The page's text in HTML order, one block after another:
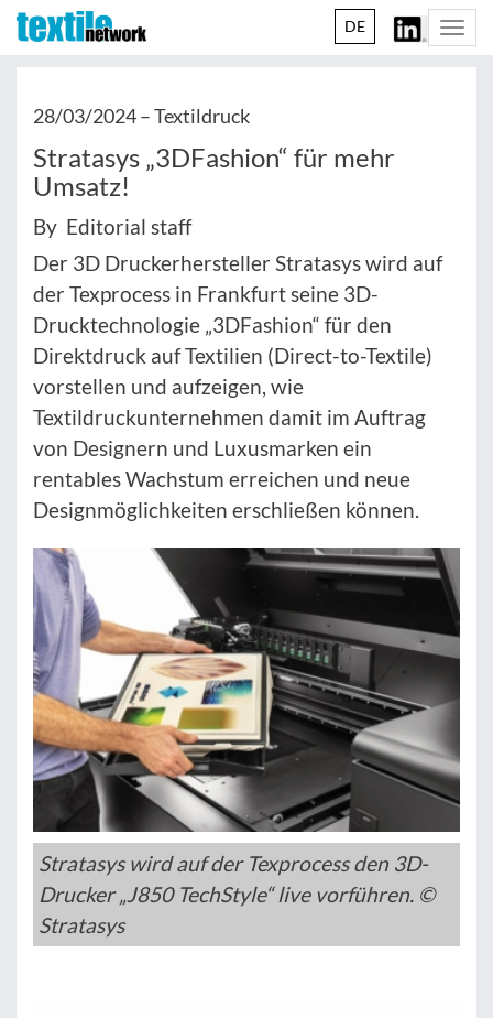
DE
28/03/2024 –Textildruck
Stratasys „3DFashion“ für mehr
Umsatz!
By Editorial staff
Der 3D Druckerhersteller Stratasys wird auf
der Texprocess in Frankfurt seine 3D-
Drucktechnologie „3DFashion“ für den
Direktdruck auf Textilien (Direct-to-Textile)
vorstellen und aufzeigen, wie
Textildruckunternehmen damit im Auftrag
von Designern und Luxusmarken ein
rentables Wachstum erreichen und neue
Designmöglichkeiten erschließen können.
Stratasys wird auf der Texprocess den 3D-
Drucker „J850 TechStyle“ live vorführen. ©
Stratasys